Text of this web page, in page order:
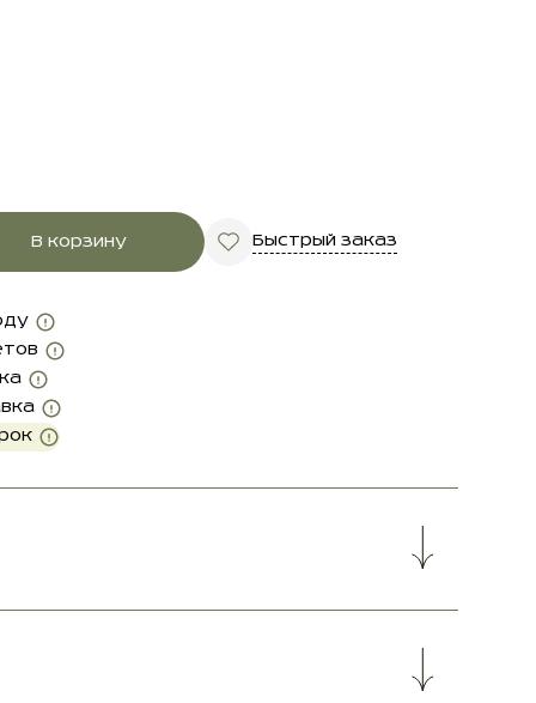
В корзину Быстрый заказ